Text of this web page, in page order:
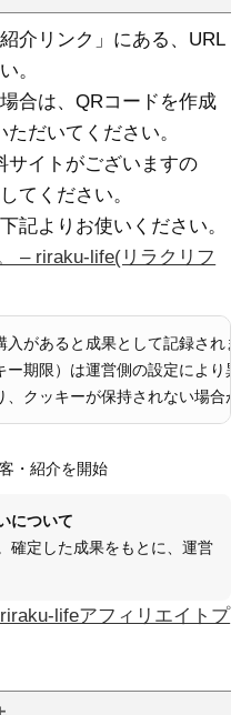
介リンク」にある、URL
。
合は、QRコードを作成
だいてください。
サイトがございますの
てください。
記よりお使いください。
– riraku-life(リラクリフ
入があると成果として記録されま
ー期限）は運営側の設定により異
、クッキーが保持されない場合が
・紹介を開始
について
確定した成果をもとに、運営
lifeアフィリエイトプ